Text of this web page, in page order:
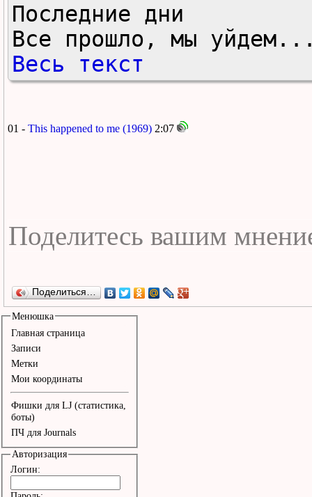
Последние дни
Все прошло, мы
Весь текст
01 - This happened to me (1969) 2:07
Поделиться…
Менюшка
Главная страница
Записи
Метки
Мои координаты
Фишки для LJ (статистика,
боты)
ПЧ для Journals
Авторизация
Логин: